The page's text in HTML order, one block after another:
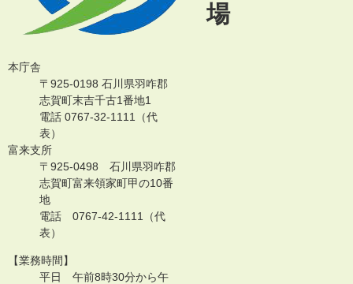
場
本庁舎
〒925-0198 石川県羽咋郡
志賀町末吉千古1番地1
電話 0767-32-1111（代
表）
富来支所
〒925-0498 石川県羽咋郡
志賀町富来領家町甲の10番
地
電話 0767-42-1111（代
表）
【業務時間】
平日 午前8時30分から午